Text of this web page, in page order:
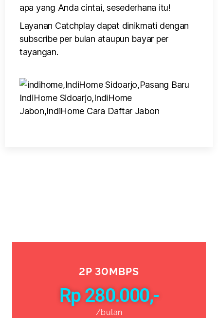
apa yang Anda cintai, sesederhana itu!
Layanan Catchplay dapat dinikmati dengan
subscribe per bulan ataupun bayar per
tayangan.
2P 30MBPS
Rp 280.000,-
/bulan